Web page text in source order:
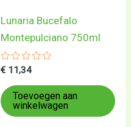
Lunaria Bucefalo
Montepulciano 750ml
Gewaardeerd
uit
5
€ 11,34
Toevoegen aan
winkelwagen